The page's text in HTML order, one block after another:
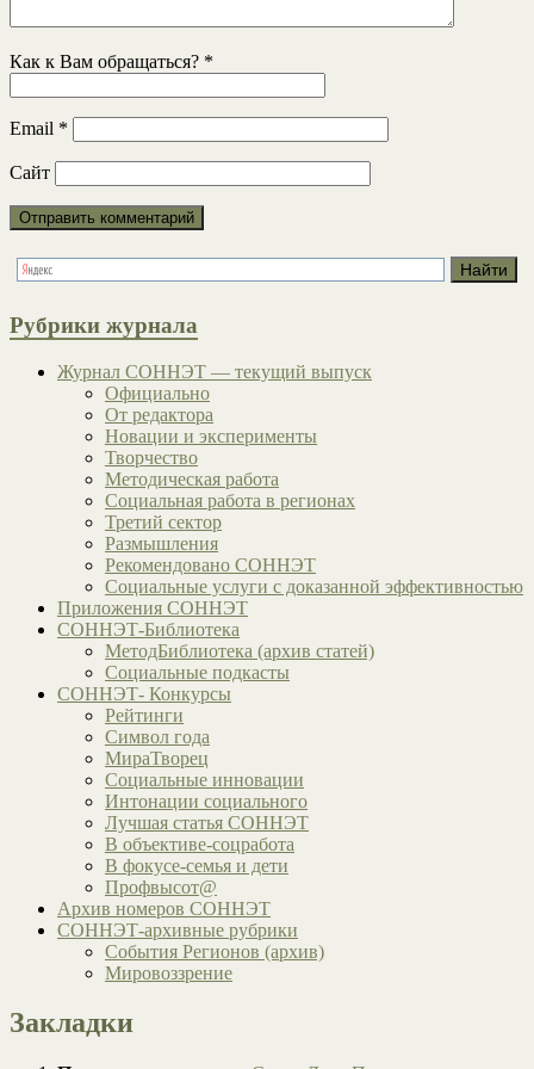
Как к Вам обращаться? *
Email *
Сайт
Рубрики журнала
Журнал СОННЭТ — текущий выпуск
Официально
От редактора
Новации и эксперименты
Творчество
Методическая работа
Социальная работа в регионах
Третий сектор
Размышления
Рекомендовано СОННЭТ
Социальные услуги с доказанной эффективностью
Приложения СОННЭТ
СОННЭТ-Библиотека
МетодБиблиотека (архив статей)
Социальные подкасты
СОННЭТ- Конкурсы
Рейтинги
Символ года
МираТворец
Социальные инновации
Интонации социального
Лучшая статья СОННЭТ
В объективе-соцработа
В фокусе-семья и дети
Профвысот@
Архив номеров СОННЭТ
СОННЭТ-архивные рубрики
События Регионов (архив)
Мировоззрение
Закладки